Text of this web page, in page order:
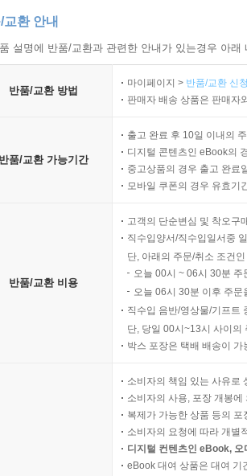
교환 안내
설명에 반품/교환과 관련한 안내가 있는경우 아
반품/교환 방법
마이페이지 > 반품/교환 신
판매자 배송 상품은 판매자
반품/교환 가능기간
출고 완료 후 10일 이내의
디지털 콘텐츠인 eBook의
중고상품의 경우 출고 완료
모바일 쿠폰의 경우 유효기
반품/교환 비용
고객의 단순변심 및 착오구
직수입양서/직수입일서중
단, 아래의 주문/취소 조건
오늘 00시 ~ 06시 30분
오늘 06시 30분 이후 주
직수입 음반/영상물/기프트
단, 당일 00시~13시 사이의
박스 포장은 택배 배송이
소비자의 책임 있는 사유로
소비자의 사용, 포장 개봉
복제가 가능한 상품 등의
소비자의 요청에 따라 개별
디지털 컨텐츠인 eBook,
eBook 대여 상품은 대여 기